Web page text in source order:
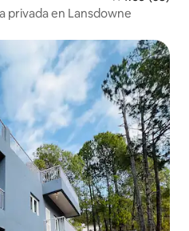
privada en Lansdowne